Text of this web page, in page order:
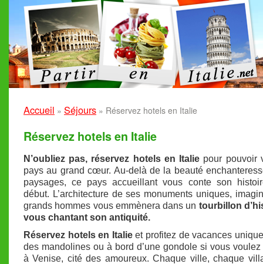
Accueil » Séjours » Réservez hotels en Italie
Réservez hotels en Italie
N’oubliez pas, réservez hotels en Italie pour pouvoir
pays au grand cœur. Au-delà de la beauté
paysages, ce pays accueillant vous conte son
début. L’architecture de ses monuments uniques,
grands hommes vous emmènera dans un tourbillon
vous chantant son antiquité.
Réservez hotels en Italieet profitez de vacances
des mandolines ou à bord d’une gondole si vous
à Venise, cité des amoureux. Chaque ville, chaque